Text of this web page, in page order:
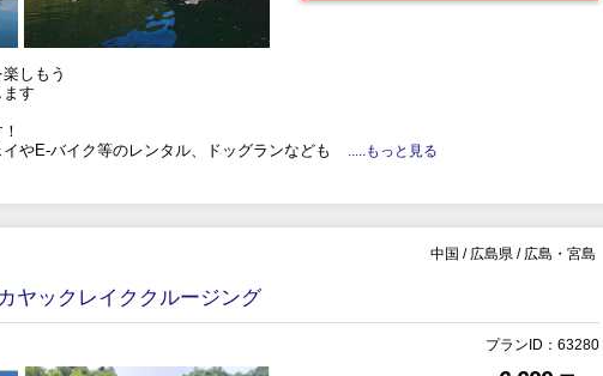
しもう
す
やE-バイク等のレンタル、ドッグランなども
.....もっと見る
中国 / 広島県 / 広島・宮島
ヤックレイククルージング
プランID：63280